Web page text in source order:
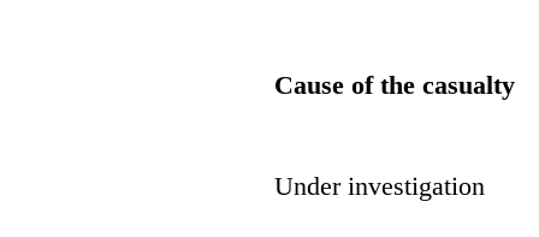
Cause of the casualty
Under investigation